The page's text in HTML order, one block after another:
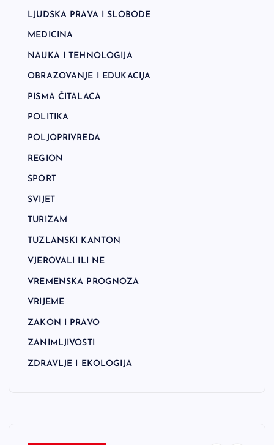
LJUDSKA PRAVA I SLOBODE
MEDICINA
NAUKA I TEHNOLOGIJA
OBRAZOVANJE I EDUKACIJA
PISMA ČITALACA
POLITIKA
POLJOPRIVREDA
REGION
SPORT
SVIJET
TURIZAM
TUZLANSKI KANTON
VJEROVALI ILI NE
VREMENSKA PROGNOZA
VRIJEME
ZAKON I PRAVO
ZANIMLJIVOSTI
ZDRAVLJE I EKOLOGIJA